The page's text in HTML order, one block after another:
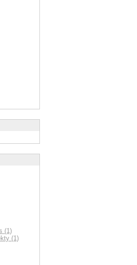
(1)
(1)